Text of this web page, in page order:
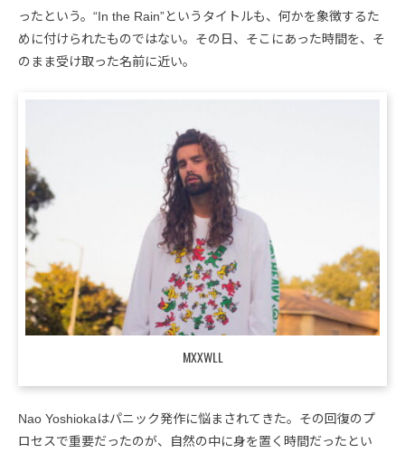
ったという。“In the Rain”というタイトルも、何かを象徴するた
めに付けられたものではない。その日、そこにあった時間を、そ
のまま受け取った名前に近い。
MXXWLL
Nao Yoshiokaはパニック発作に悩まされてきた。その回復のプ
ロセスで重要だったのが、自然の中に身を置く時間だったとい